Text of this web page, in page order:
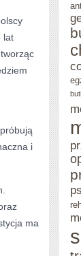
lat
i
ma